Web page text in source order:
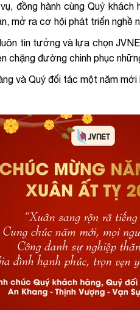
đồng hành cùng Quý
mở ra cơ hội phát triển nghề
tin tưởng và lựa chọn
chặng đường chinh phục
và Quý đối tác một năm